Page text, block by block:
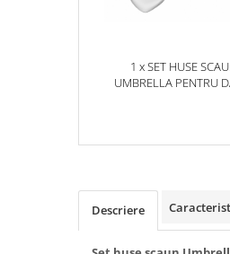
Piese Caroserie
Amortizoare Capota
1 x SET HUSE
UMBRELLA PENTRU
FORMA DE L
Descriere